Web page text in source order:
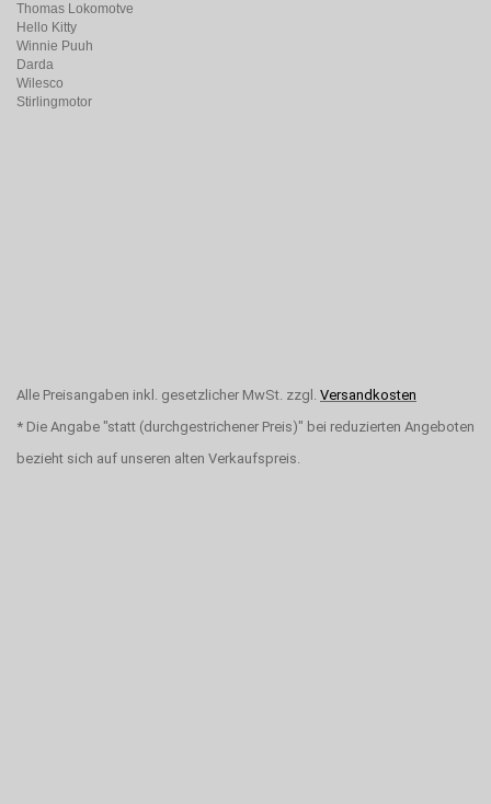
Thomas Lokomotve
Hello Kitty
Winnie Puuh
Darda
Wilesco
Stirlingmotor
Alle Preisangaben inkl. gesetzlicher MwSt. zzgl. Versandkosten
* Die Angabe "statt (durchgestrichener Preis)" bei reduzierten Angeboten
bezieht sich auf unseren alten Verkaufspreis.